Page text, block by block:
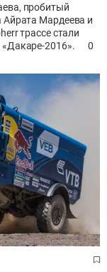
пробитый
Айрата Мардеева и
трассе стали
2016».
0